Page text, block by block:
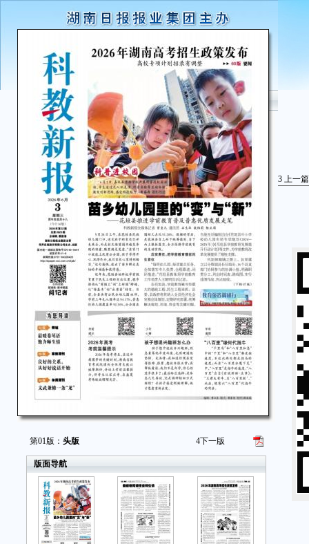
第01版： 头版 4下一版
版面导航
3 上一篇